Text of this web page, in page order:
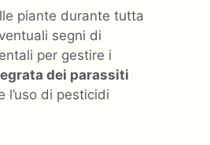
piante durante tutta
segni di
per gestire i
dei parassiti
di pesticidi